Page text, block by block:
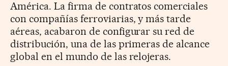
América. La firma de contratos comerciales
con compañías ferroviarias, y más tarde
aéreas, acabaron de configurar su red de
distribución, una de las primeras de alcance
global en el mundo de las relojeras.